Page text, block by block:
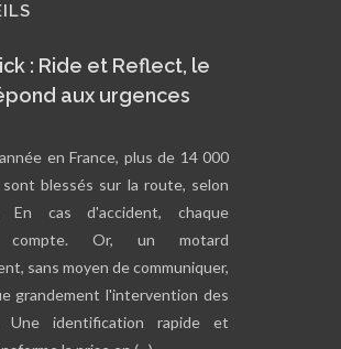
: Ride et Reflect, le
aux urgences
en France, plus de 14 000
blessés sur la route, selon
En cas d'accident, chaque
compte. Or, un motard
sans moyen de communiquer,
grandement l'intervention des
Une identification rapide et